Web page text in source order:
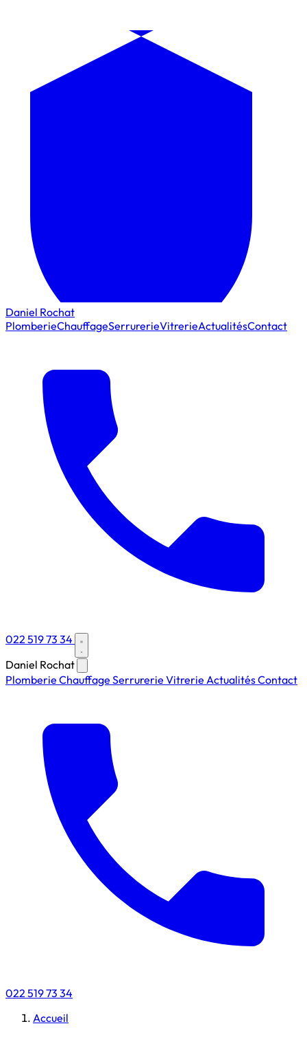
Daniel Rochat
PlomberieChauffageSerrurerieVitrerieActualitésContact
022 519 73 34
Daniel Rochat
Plomberie Chauffage Serrurerie Vitrerie ActualitésContact
022 519 73 34
Accueil